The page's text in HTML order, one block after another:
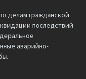
делам гражданской
последствий
аварийно-